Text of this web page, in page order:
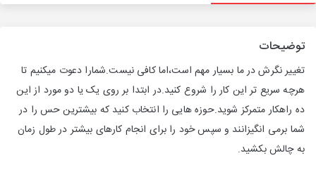
توضیحات
تغییر نگرش در ما بسیار مهم است،اما کافی نیست.شمارا دعوت میکنیم تا
هرچه سریع تر این کار را شروع کنید.در ابتدا بر روی یک یا دو مورد از این
ده راهکار متمرکز شوید.حوزه هایی را انتخاب کنید که بیشترین حس را در
شما برمی انگیزانند و سپس خود را برای انجام کارهای بیشتر در طول زمان
به چالش بکشید.